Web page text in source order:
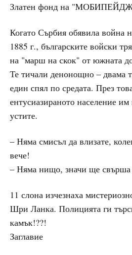
Златен фонд на
Когато Сърбия обявила война
1885 г., българските войски
на "марш на скок" от южната
Те тичали денонощно – двама
един спял по средата. През
ентусиазираното население
устите.
– Няма смисъл да влизате,
вече!
– Няма нищо, значи ще свърша
11 слона изчезнаха
Шри Ланка. Полицията ги
камък!??!
Заглавие